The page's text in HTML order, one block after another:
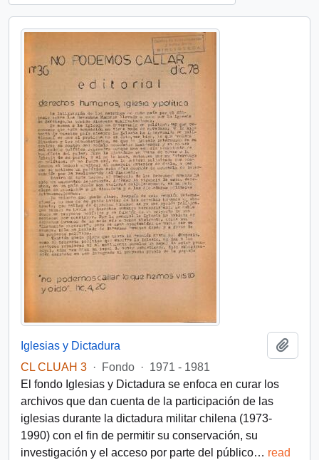
Iglesias y Dictadura
CL CLUAH 3 · Fondo · 1971 - 1981
El fondo Iglesias y Dictadura se enfoca en curar los
archivos que dan cuenta de la participación de las
iglesias durante la dictadura militar chilena (1973-
1990) con el fin de permitir su conservación, su
investigación y el acceso por parte del público… read